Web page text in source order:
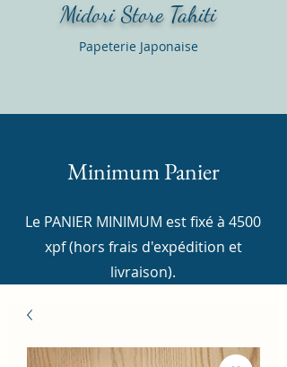
Midori Store Tahiti
Papeterie Japonaise
Minimum Panier
Le PANIER MINIMUM est fixé à 4500
xpf (hors frais d'expédition et
livraison).